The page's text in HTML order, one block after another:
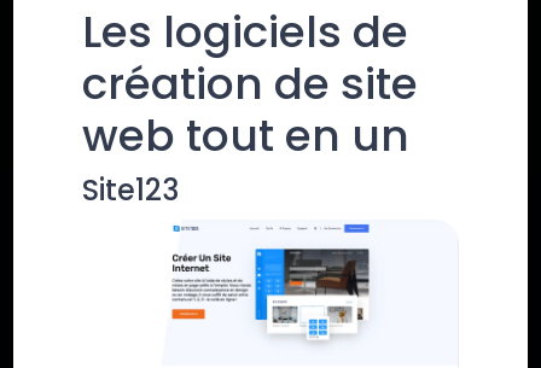
Les logiciels de
création de site
web tout en un
Site123